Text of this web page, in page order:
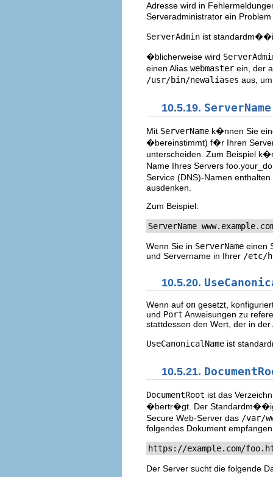
Adresse wird in
Serveradministrator ein
ServerAdmin ist
�blicherweise wird
einen Alias webmaster ein, der
/usr/bin/newaliases aus,
10.5.19. ServerName
Mit ServerName k�nnen Sie
�bereinstimmt) f�r Ihren
unterscheiden. Zum Beispiel
Name Ihres Servers
Service (DNS)-Namen
ausdenken.
Zum Beispiel:
ServerName
Wenn Sie in ServerName einen
und Servername in Ihrer /etc/
10.5.20.
Wenn auf on gesetzt,
und Port Anweisungen zu
stattdessen den Wert, der in
UseCanonicalName ist
10.5.21.
DocumentRoot ist das
�bertr�gt. Der
Secure Web-Server das /var/
folgendes Dokument
https://example.com/
Der Server sucht die folgende